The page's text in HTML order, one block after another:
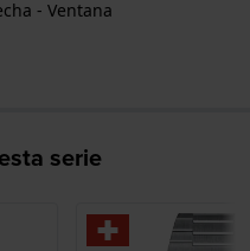
- Ventana
serie